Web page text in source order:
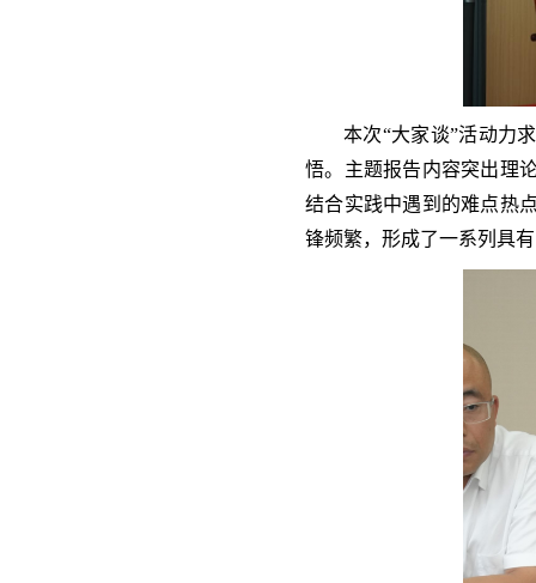
本次“大家谈”活动力
悟。主题报告内容突出理
结合实践中遇到的难点热
锋频繁，形成了一系列具